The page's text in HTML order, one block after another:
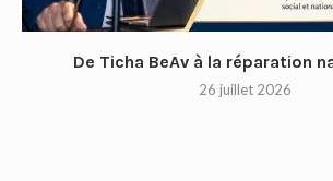
De Ticha BeAv à la réparation
26 juillet 2026